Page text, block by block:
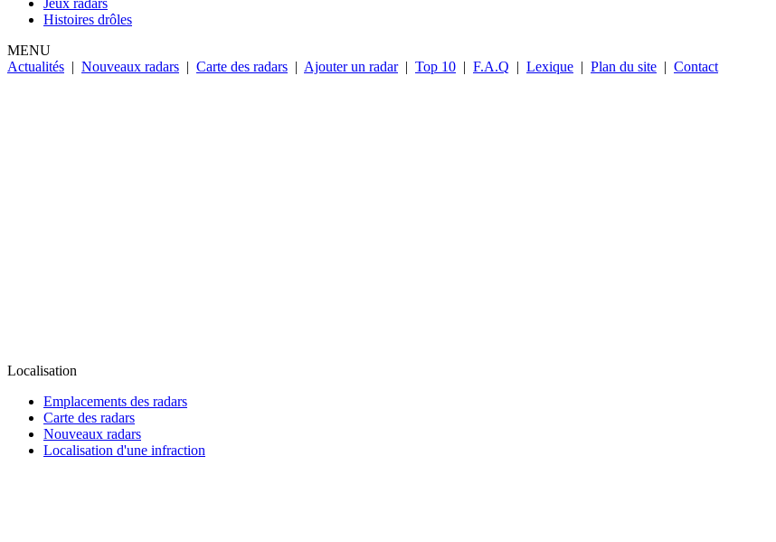
Jeux radars
Histoires drôles
MENU
Actualités | Nouveaux radars | Carte des radars | Ajouter un radar | Top 10 | F.A.Q | Lexique | Plan du site | Contact
Localisation
Emplacements des radars
Carte des radars
Nouveaux radars
Localisation d'une infraction